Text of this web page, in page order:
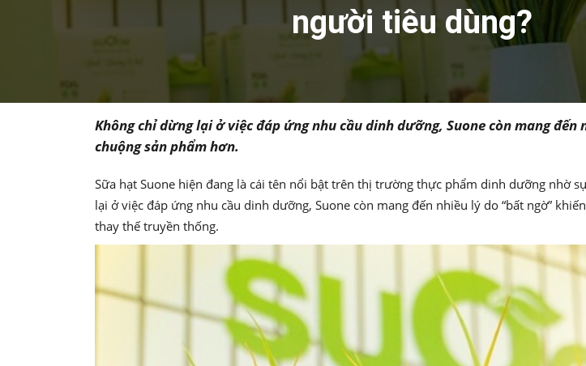
người tiêu dùng?
Không chỉ dừng lại ở việc đáp ứng nhu cầu dinh dưỡng, Suone còn mang
chuộng sản phẩm hơn.
Sữa hạt Suone hiện đang là cái tên nổi bật trên thị trường thực phẩm dinh dưỡng nhờ
lại ở việc đáp ứng nhu cầu dinh dưỡng, Suone còn mang đến nhiều lý do “bất ngờ”
thay thế truyền thống.